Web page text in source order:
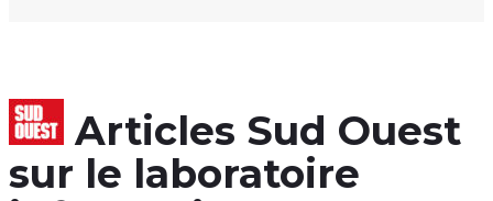
Articles Sud Ouest
sur le laboratoire